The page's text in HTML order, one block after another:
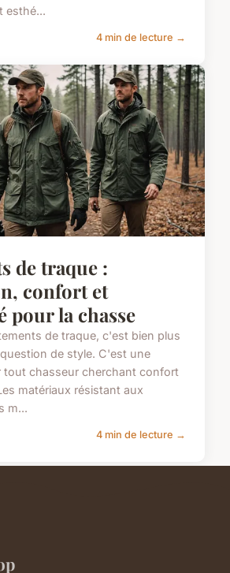
esthé...
4 min de lecture →
de traque :
confort et
pour la chasse
de traque, c'est bien plus
de style. C'est une
tout chasseur cherchant confort
matériaux résistant aux
m...
4 min de lecture →